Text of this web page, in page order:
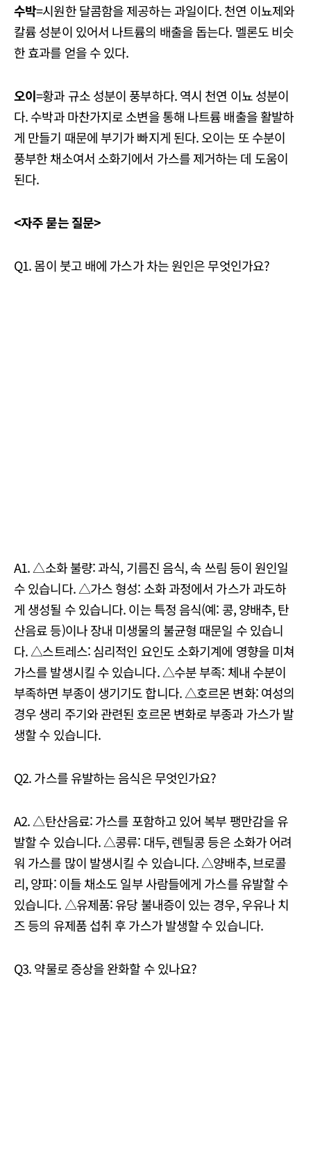
수박=시원한 달콤함을 제공하는 과일이다. 천연 이뇨제와
칼륨 성분이 있어서 나트륨의 배출을 돕는다. 멜론도 비슷
한 효과를 얻을 수 있다.
오이=황과 규소 성분이 풍부하다. 역시 천연 이뇨 성분이
다. 수박과 마찬가지로 소변을 통해 나트륨 배출을 활발하
게 만들기 때문에 부기가 빠지게 된다. 오이는 또 수분이
풍부한 채소여서 소화기에서 가스를 제거하는 데 도움이
된다.
<자주 묻는 질문>
Q1. 몸이 붓고 배에 가스가 차는 원인은 무엇인가요?
A1. △소화 불량: 과식, 기름진 음식, 속 쓰림 등이 원인일
수 있습니다. △가스 형성: 소화 과정에서 가스가 과도하
게 생성될 수 있습니다. 이는 특정 음식(예: 콩, 양배추, 탄
산음료 등)이나 장내 미생물의 불균형 때문일 수 있습니
다. △스트레스: 심리적인 요인도 소화기계에 영향을 미쳐
가스를 발생시킬 수 있습니다. △수분 부족: 체내 수분이
부족하면 부종이 생기기도 합니다. △호르몬 변화: 여성의
경우 생리 주기와 관련된 호르몬 변화로 부종과 가스가 발
생할 수 있습니다.
Q2. 가스를 유발하는 음식은 무엇인가요?
A2. △탄산음료: 가스를 포함하고 있어 복부 팽만감을 유
발할 수 있습니다. △콩류: 대두, 렌틸콩 등은 소화가 어려
워 가스를 많이 발생시킬 수 있습니다. △양배추, 브로콜
리, 양파: 이들 채소도 일부 사람들에게 가스를 유발할 수
있습니다. △유제품: 유당 불내증이 있는 경우, 우유나 치
즈 등의 유제품 섭취 후 가스가 발생할 수 있습니다.
Q3. 약물로 증상을 완화할 수 있나요?